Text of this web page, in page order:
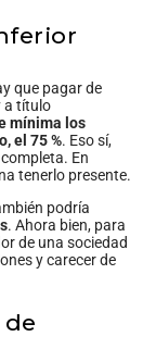
que pagar de
a título
mínima los
el 75 %. Eso sí,
En
tenerlo presente.
podría
. Ahora bien, para
de una sociedad
y carecer de